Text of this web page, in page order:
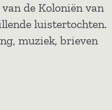
de Koloniën van
luistertochten.
muziek, brieven